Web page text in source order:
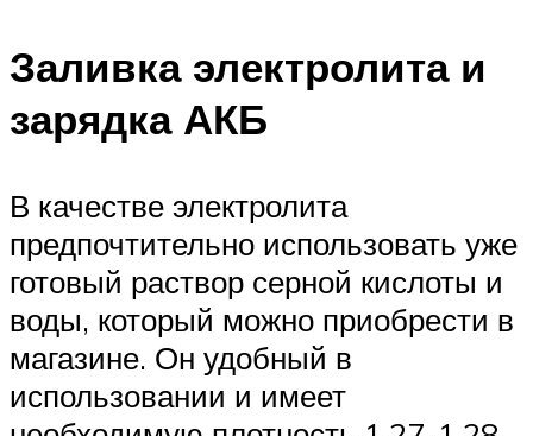
Заливка электролита и
зарядка АКБ
В качестве электролита
предпочтительно использовать уже
готовый раствор серной кислоты и
воды, который можно приобрести в
магазине. Он удобный в
использовании и имеет